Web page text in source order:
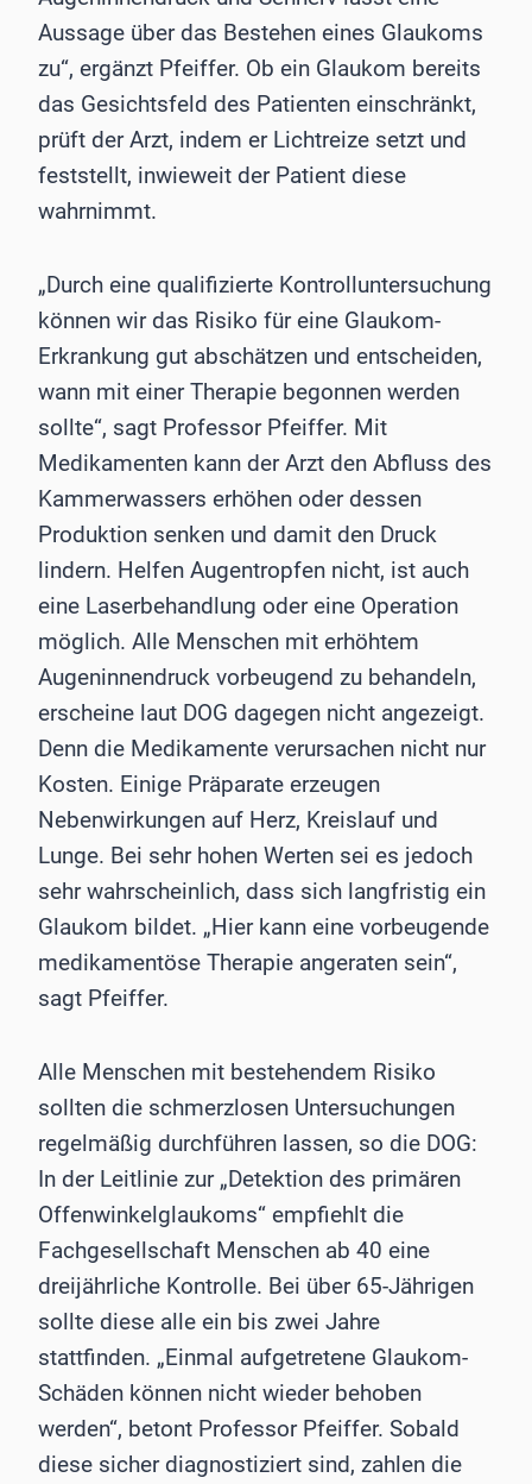
Aussage über das Bestehen eines Glaukoms
zu“, ergänzt Pfeiffer. Ob ein Glaukom bereits
das Gesichtsfeld des Patienten einschränkt,
prüft der Arzt, indem er Lichtreize setzt und
feststellt, inwieweit der Patient diese
wahrnimmt.
„Durch eine qualifizierte Kontrolluntersuchung
können wir das Risiko für eine Glaukom-
Erkrankung gut abschätzen und entscheiden,
wann mit einer Therapie begonnen werden
sollte“, sagt Professor Pfeiffer. Mit
Medikamenten kann der Arzt den Abfluss des
Kammerwassers erhöhen oder dessen
Produktion senken und damit den Druck
lindern. Helfen Augentropfen nicht, ist auch
eine Laserbehandlung oder eine Operation
möglich. Alle Menschen mit erhöhtem
Augeninnendruck vorbeugend zu behandeln,
erscheine laut DOG dagegen nicht angezeigt.
Denn die Medikamente verursachen nicht nur
Kosten. Einige Präparate erzeugen
Nebenwirkungen auf Herz, Kreislauf und
Lunge. Bei sehr hohen Werten sei es jedoch
sehr wahrscheinlich, dass sich langfristig ein
Glaukom bildet. „Hier kann eine vorbeugende
medikamentöse Therapie angeraten sein“,
sagt Pfeiffer.
Alle Menschen mit bestehendem Risiko
sollten die schmerzlosen Untersuchungen
regelmäßig durchführen lassen, so die DOG:
In der Leitlinie zur „Detektion des primären
Offenwinkelglaukoms“ empfiehlt die
Fachgesellschaft Menschen ab 40 eine
dreijährliche Kontrolle. Bei über 65-Jährigen
sollte diese alle ein bis zwei Jahre
stattfinden. „Einmal aufgetretene Glaukom-
Schäden können nicht wieder behoben
werden“, betont Professor Pfeiffer. Sobald
diese sicher diagnostiziert sind, zahlen die